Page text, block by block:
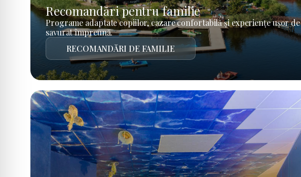
Recomandări pentru familie
Programe adaptate copiilor, cazare confortabilă și experiențe ușor de
savurat împreună.
RECOMANDĂRI DE FAMILIE